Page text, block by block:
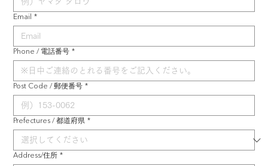
Email *
Phone / 電話番号 *
Post Code / 郵便番号 *
Prefectures / 都道府県 *
Address/住所 *